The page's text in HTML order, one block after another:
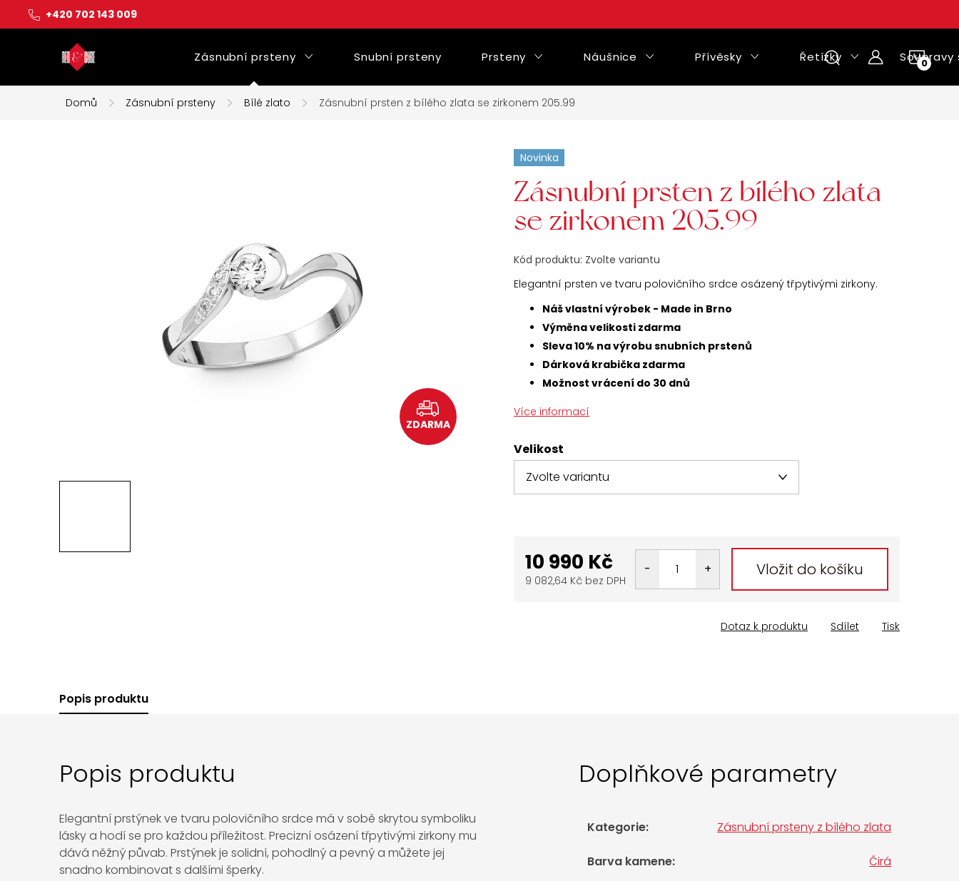
na
+420 702 143 009
NÁKUPNÍ
Zásnubní prsteny Snubní prsteny Prsteny Náušnice Přívěsky Řetízky Soupravy
Domů Zásnubní prsteny Bílé zlato Zásnubní prsten z bílého zlata se zirkonem 205.99
ZDARMA
Novinka
Zásnubní prsten z bílého zlata
se zirkonem 205.99
Kód produktu: Zvolte variantu
Elegantní prsten ve tvaru polovičního srdce osázený třpytivými zirkony.
Náš vlastní výrobek - Made in Brno
Výměna velikosti zdarma
Sleva 10% na výrobu snubních prstenů
Dárková krabička zdarma
Možnost vrácení do 30 dnů
Více informací
Velikost
10 990 Kč
9 082,64 Kč bez DPH
Vložit do košíku
Tisk
Dotaz k produktu Sdílet
Popis produktu
Popis produktu
Elegantní prstýnek ve tvaru polovičního srdce má v sobě skrytou symboliku
lásky a hodí se pro každou příležitost. Precizní osázení třpytivými zirkony mu
dává něžný půvab. Prstýnek je solidní, pohodlný a pevný a můžete jej
snadno kombinovat s dalšími šperky.
Doplňkové parametry
Kategorie: Zásnubní prsteny z bílého zlata
Barva kamene: Čirá